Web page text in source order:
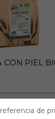
CON PIEL
de